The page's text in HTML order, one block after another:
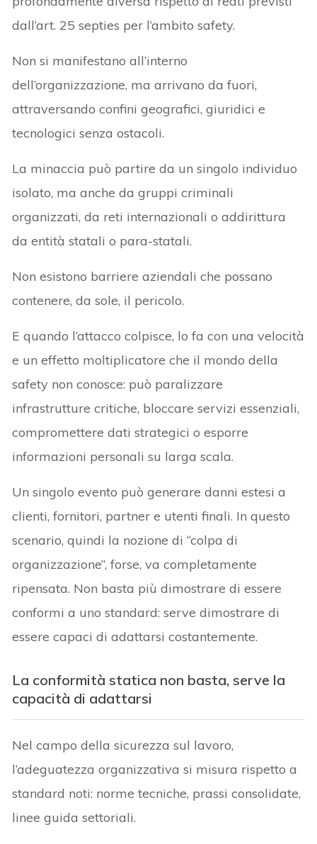
dall’art. 25 septies per l’ambito safety.
Non si manifestano all’interno
dell’organizzazione, ma arrivano da fuori,
attraversando confini geografici, giuridici e
tecnologici senza ostacoli.
La minaccia può partire da un singolo individuo
isolato, ma anche da gruppi criminali
organizzati, da reti internazionali o addirittura
da entità statali o para-statali.
Non esistono barriere aziendali che possano
contenere, da sole, il pericolo.
E quando l’attacco colpisce, lo fa con una velocità
e un effetto moltiplicatore che il mondo della
safety non conosce: può paralizzare
infrastrutture critiche, bloccare servizi essenziali,
compromettere dati strategici o esporre
informazioni personali su larga scala.
Un singolo evento può generare danni estesi a
clienti, fornitori, partner e utenti finali. In questo
scenario, quindi la nozione di “colpa di
organizzazione”, forse, va completamente
ripensata. Non basta più dimostrare di essere
conformi a uno standard: serve dimostrare di
essere capaci di adattarsi costantemente.
La conformità statica non basta, serve la
capacità di adattarsi
Nel campo della sicurezza sul lavoro,
l’adeguatezza organizzativa si misura rispetto a
standard noti: norme tecniche, prassi consolidate,
linee guida settoriali.